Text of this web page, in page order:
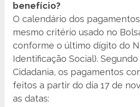
benefício?
O calendário dos
mesmo critério usado no
conforme o último dígito do
Identificação Social).
Cidadania, os pagamentos
feitos a partir do dia 17 de
as datas: